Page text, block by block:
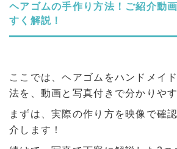
ヘアゴムの手作り方法！ご紹介動
すく解説！
ここでは、ヘアゴムをハンドメイ
法を、動画と写真付きで分かりや
まずは、実際の作り方を映像で確
介します！